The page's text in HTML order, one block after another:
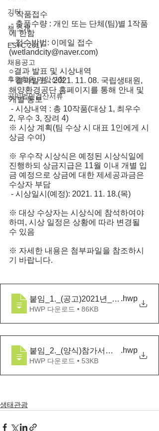
기타
책 소개
ESTC 2017
채용공고
후원회원 가입신청
공익법인결산서류
○ 작품접수
에 한함
- 접수방법: 이메일 접수
(wetlandcity@naver.com)
○결과 발표 및 시상내역
- 결과발표 : 2021. 11. 08. 국립생태원,
해양환경공단 홈페이지를 통해 안내 및
개별 통보
2, 우수 3, 장려 4)
※ 시상 계획(팀 수상 시 대표 1인에게 시
상금 수여)
※ 우수작 시상식은 예정된 시상식일에
진행하되 상금지급은 11월 이내 개별 입
금 예정으로 상금에 대한 제세공과금은
수상자 부담
- 시상일시(예정): 2021. 11. 18.(목)
※ 대상 수상자는 시상식에 참석하여야
하며, 시상 일정은 상황에 따라 변경될
수 있음
※ 자세한 내용은 첨부파일을 참조하시
기 바랍니다.
붙임_1._(공고)2021년_람사르습지
.hwp
HWP 다운로드 • 86KB
붙임_2._(양식)참가서식1_4.hwp
HWP 다운로드 • 53KB
생태관광